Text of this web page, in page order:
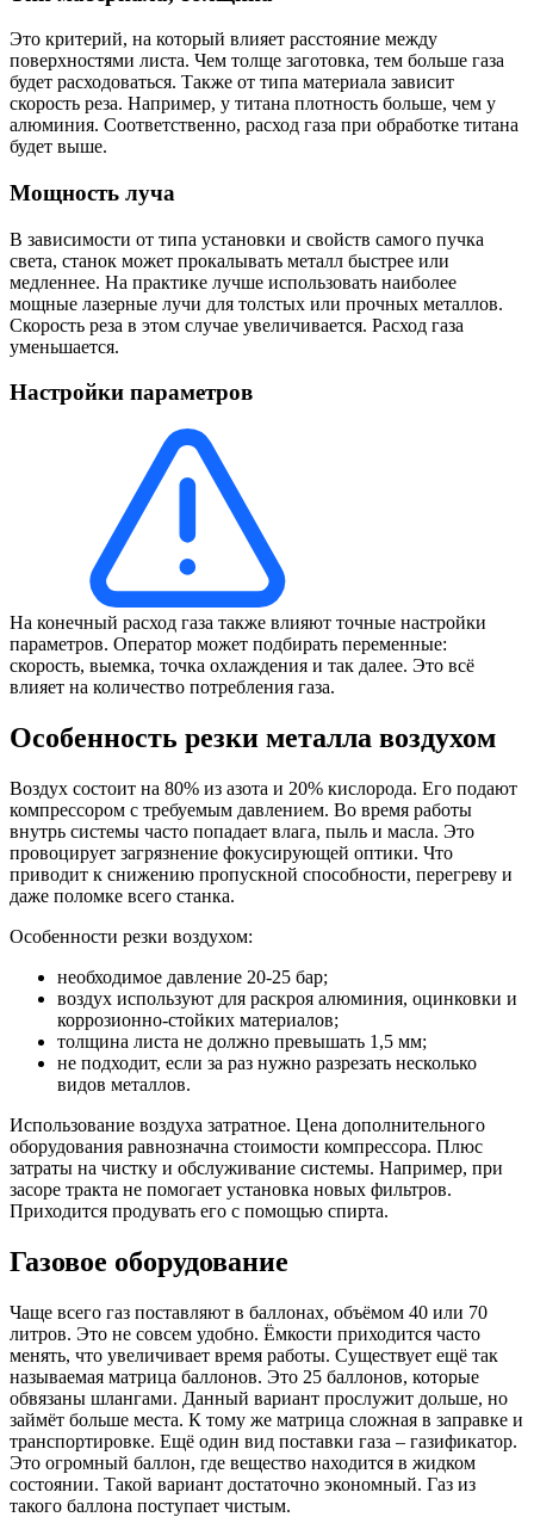
Это критерий, на который влияет расстояние между
поверхностями листа. Чем толще заготовка, тем больше газа
будет расходоваться. Также от типа материала зависит
скорость реза. Например, у титана плотность больше, чем у
алюминия. Соответственно, расход газа при обработке титана
будет выше.
Мощность луча
В зависимости от типа установки и свойств самого пучка
света, станок может прокалывать металл быстрее или
медленнее. На практике лучше использовать наиболее
мощные лазерные лучи для толстых или прочных металлов.
Скорость реза в этом случае увеличивается. Расход газа
уменьшается.
Настройки параметров
На конечный расход газа также влияют точные настройки
параметров. Оператор может подбирать переменные:
скорость, выемка, точка охлаждения и так далее. Это всё
влияет на количество потребления газа.
Особенность резки металла воздухом
Воздух состоит на 80% из азота и 20% кислорода. Его подают
компрессором с требуемым давлением. Во время работы
внутрь системы часто попадает влага, пыль и масла. Это
провоцирует загрязнение фокусирующей оптики. Что
приводит к снижению пропускной способности, перегреву и
даже поломке всего станка.
Особенности резки воздухом:
необходимое давление 20-25 бар;
воздух используют для раскроя алюминия, оцинковки и
коррозионно-стойких материалов;
толщина листа не должно превышать 1,5 мм;
не подходит, если за раз нужно разрезать несколько
видов металлов.
Использование воздуха затратное. Цена дополнительного
оборудования равнозначна стоимости компрессора. Плюс
затраты на чистку и обслуживание системы. Например, при
засоре тракта не помогает установка новых фильтров.
Приходится продувать его с помощью спирта.
Газовое оборудование
Чаще всего газ поставляют в баллонах, объёмом 40 или 70
литров. Это не совсем удобно. Ёмкости приходится часто
менять, что увеличивает время работы. Существует ещё так
называемая матрица баллонов. Это 25 баллонов, которые
обвязаны шлангами. Данный вариант прослужит дольше, но
займёт больше места. К тому же матрица сложная в заправке и
транспортировке. Ещё один вид поставки газа – газификатор.
Это огромный баллон, где вещество находится в жидком
состоянии. Такой вариант достаточно экономный. Газ из
такого баллона поступает чистым.